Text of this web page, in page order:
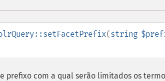
(string
prefixo com a qual serão limitados os